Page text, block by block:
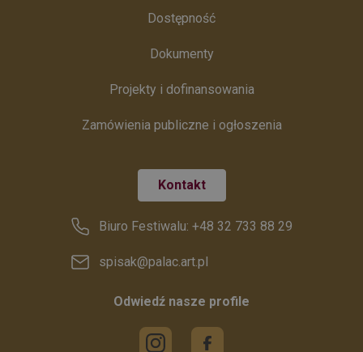
Dostępność
Dokumenty
Projekty i dofinansowania
Zamówienia publiczne i ogłoszenia
Kontakt
Biuro Festiwalu: +48 32 733 88 29
spisak@palac.art.pl
Odwiedź nasze profile